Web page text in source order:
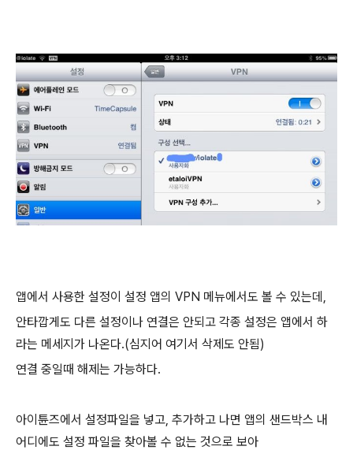
앱에서 사용한 설정이 설정 앱의 VPN 메뉴에서도 볼 수 있는데,
안타깝게도 다른 설정이나 연결은 안되고 각종 설정은 앱에서 하
라는 메세지가 나온다.(심지어 여기서 삭제도 안됨)
연결 중일때 해제는 가능하다.
아이튠즈에서 설정파일을 넣고, 추가하고 나면 앱의 샌드박스 내
어디에도 설정 파일을 찾아볼 수 없는 것으로 보아